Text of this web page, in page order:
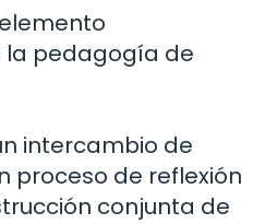
pedagogía de
intercambio de
proceso de reflexión
conjunta de